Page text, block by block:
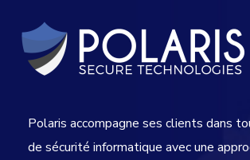
Polaris accompagne ses clients dans
de sécurité informatique avec une